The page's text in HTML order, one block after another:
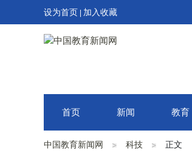
设为首页 加入收藏
首页 新闻 教育
中国教育新闻网 科技 正文